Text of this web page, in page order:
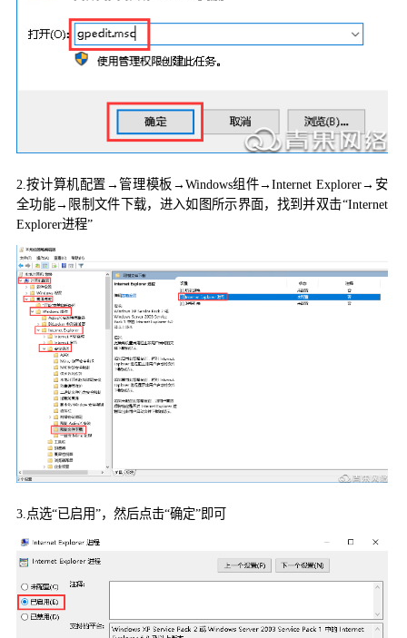
2. 按计算机配置→管理模板 →Windows组件→Internet Explorer→ 安
全功能→ 限制文件下载，进入如图所示界面，找到并双击“Internet
Explorer进程”
3. 点选“已启用”，然后点击“确定”即可